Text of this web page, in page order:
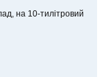
на 10-тилітровий